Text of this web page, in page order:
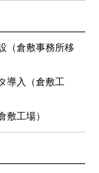
（倉敷事務所移
導入（倉敷工
工場）